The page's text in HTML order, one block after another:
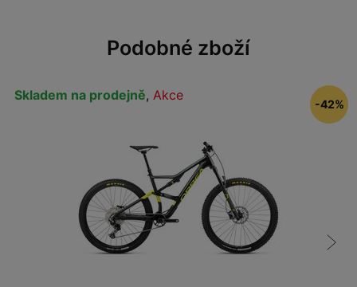
Podobné zboží
Skladem na prodejně, Akce
-42%